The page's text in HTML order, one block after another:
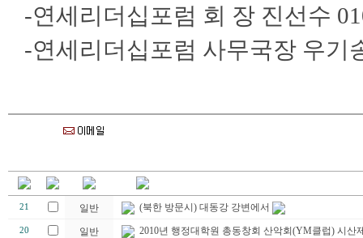
-연세리더십포럼 회 장 진선수
-연세리더십포럼 사무국장 우기
21 일반 (북한 방문시) 대동강 강변에서
20 일반 2010년 행정대학원 총동창회 산악회(YM클럽) 시산